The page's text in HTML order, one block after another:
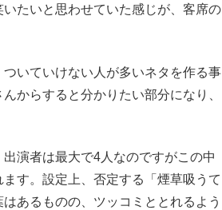
たいと思わせていた感じが、客席の
いていけない人が多いネタを作る事
からすると分かりたい部分になり、
演者は最大で4人なのですがこの中
す。設定上、否定する「煙草吸うて
あるものの、ツッコミととれるよう